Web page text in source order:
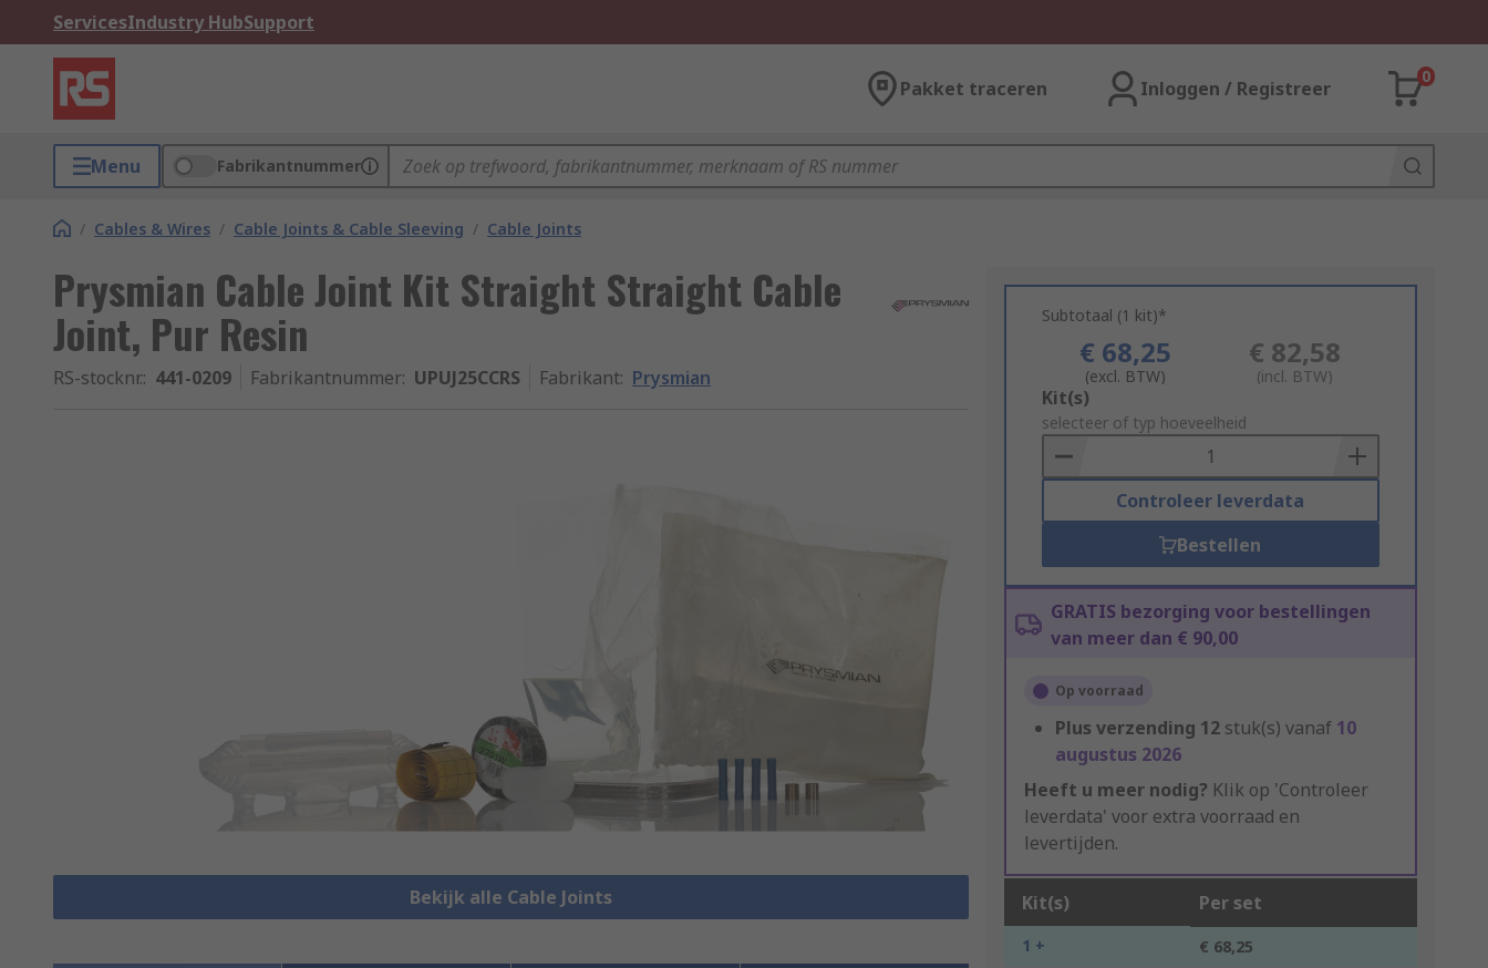
ServicesIndustry HubSupport
Pakket traceren Inloggen / Registreer
0
Menu Fabrikantnummer
/ Cables & Wires / Cable Joints & Cable Sleeving / Cable Joints
Prysmian Cable Joint Kit Straight Straight Cable
Joint, Pur Resin
RS-stocknr.: 441-0209 Fabrikantnummer: UPUJ25CCRS Fabrikant: Prysmian
Bekijk alle Cable Joints
Subtotaal (1 kit)*
€ 68,25
(excl. BTW)
€ 82,58
(incl. BTW)
Add
to
Basket
Kit(s)
selecteer of typ hoeveelheid
Controleer leverdata
Bestellen
GRATIS bezorging voor bestellingen
van meer dan € 90,00
Op voorraad
Plus verzending 12 stuk(s) vanaf 10
augustus 2026
Heeft u meer nodig? Klik op 'Controleer
leverdata' voor extra voorraad en
levertijden.
Kit(s) Per set
1 + € 68,25